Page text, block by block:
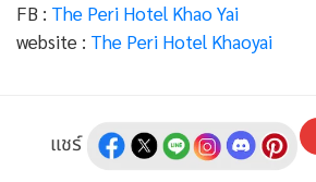
FB : The Peri Hotel Khao Yai
website : The Peri Hotel Khaoyai
แชร์